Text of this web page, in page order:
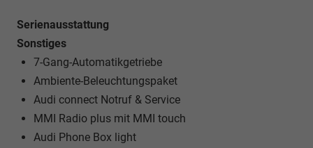
Serienausstattung
Sonstiges
7-Gang-Automatikgetriebe
Ambiente-Beleuchtungspaket
Audi connect Notruf & Service
MMI Radio plus mit MMI touch
Audi Phone Box light